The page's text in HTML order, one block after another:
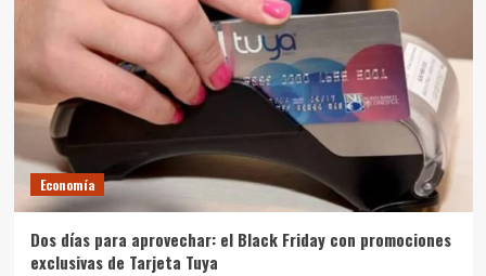
Economía
Dos días para aprovechar: el Black Friday con promociones
exclusivas de Tarjeta Tuya